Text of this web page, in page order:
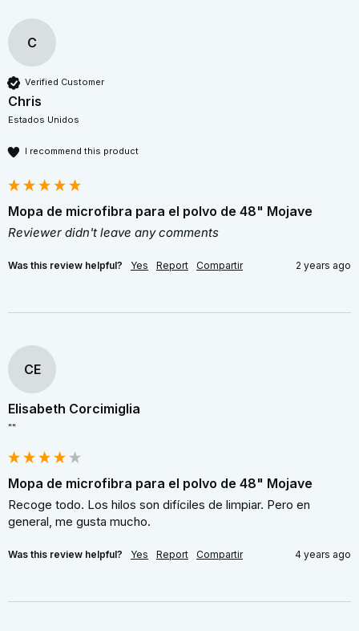
C
Verified Customer
Chris
Estados Unidos
I recommend this product
Mopa de microfibra para el polvo de 48" Mojave
Reviewer didn't leave any comments
Was this review helpful? Yes Report Compartir 2 years ago
CE
Elisabeth Corcimiglia
""
Mopa de microfibra para el polvo de 48" Mojave
Recoge todo. Los hilos son difíciles de limpiar. Pero en
general, me gusta mucho.
Was this review helpful? Yes Report Compartir 4 years ago